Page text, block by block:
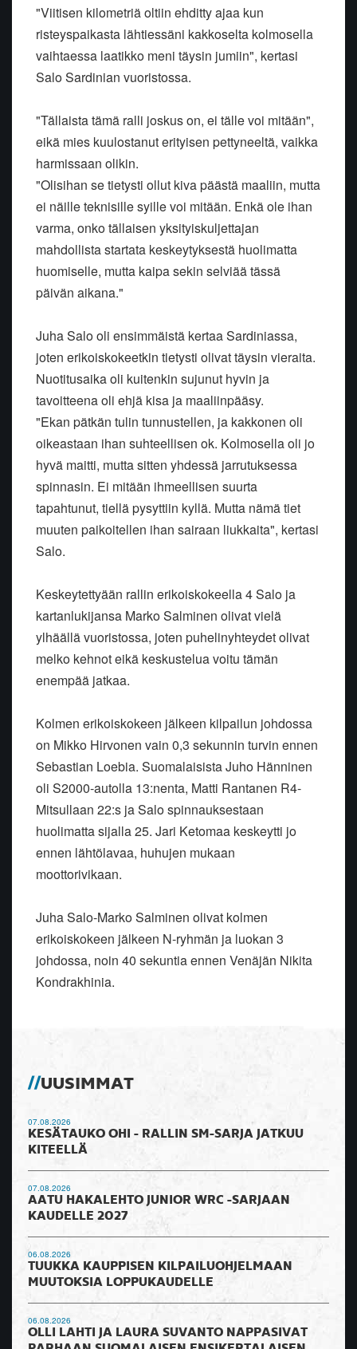
"Viitisen kilometriä oltiin ehditty ajaa kun
risteyspaikasta lähtiessäni kakkoselta kolmosella
vaihtaessa laatikko meni täysin jumiin", kertasi
Salo Sardinian vuoristossa.
"Tällaista tämä ralli joskus on, ei tälle voi mitään",
eikä mies kuulostanut erityisen pettyneeltä, vaikka
harmissaan olikin.
"Olisihan se tietysti ollut kiva päästä maaliin, mutta
ei näille teknisille syille voi mitään. Enkä ole ihan
varma, onko tällaisen yksityiskuljettajan
mahdollista startata keskeytyksestä huolimatta
huomiselle, mutta kaipa sekin selviää tässä
päivän aikana."
Juha Salo oli ensimmäistä kertaa Sardiniassa,
joten erikoiskokeetkin tietysti olivat täysin vieraita.
Nuotitusaika oli kuitenkin sujunut hyvin ja
tavoitteena oli ehjä kisa ja maaliinpääsy.
"Ekan pätkän tulin tunnustellen, ja kakkonen oli
oikeastaan ihan suhteellisen ok. Kolmosella oli jo
hyvä maitti, mutta sitten yhdessä jarrutuksessa
spinnasin. Ei mitään ihmeellisen suurta
tapahtunut, tiellä pysyttiin kyllä. Mutta nämä tiet
muuten paikoitellen ihan sairaan liukkaita", kertasi
Salo.
Keskeytettyään rallin erikoiskokeella 4 Salo ja
kartanlukijansa Marko Salminen olivat vielä
ylhäällä vuoristossa, joten puhelinyhteydet olivat
melko kehnot eikä keskustelua voitu tämän
enempää jatkaa.
Kolmen erikoiskokeen jälkeen kilpailun johdossa
on Mikko Hirvonen vain 0,3 sekunnin turvin ennen
Sebastian Loebia. Suomalaisista Juho Hänninen
oli S2000-autolla 13:nenta, Matti Rantanen R4-
Mitsullaan 22:s ja Salo spinnauksestaan
huolimatta sijalla 25. Jari Ketomaa keskeytti jo
ennen lähtölavaa, huhujen mukaan
moottorivikaan.
Juha Salo-Marko Salminen olivat kolmen
erikoiskokeen jälkeen N-ryhmän ja luokan 3
johdossa, noin 40 sekuntia ennen Venäjän Nikita
Kondrakhinia.
UUSIMMAT
07.08.2026
KESÄTAUKO OHI - RALLIN SM-SARJA JATKUU
KITEELLÄ
07.08.2026
AATU HAKALEHTO JUNIOR WRC -SARJAAN
KAUDELLE 2027
06.08.2026
TUUKKA KAUPPISEN KILPAILUOHJELMAAN
MUUTOKSIA LOPPUKAUDELLE
06.08.2026
OLLI LAHTI JA LAURA SUVANTO NAPPASIVAT